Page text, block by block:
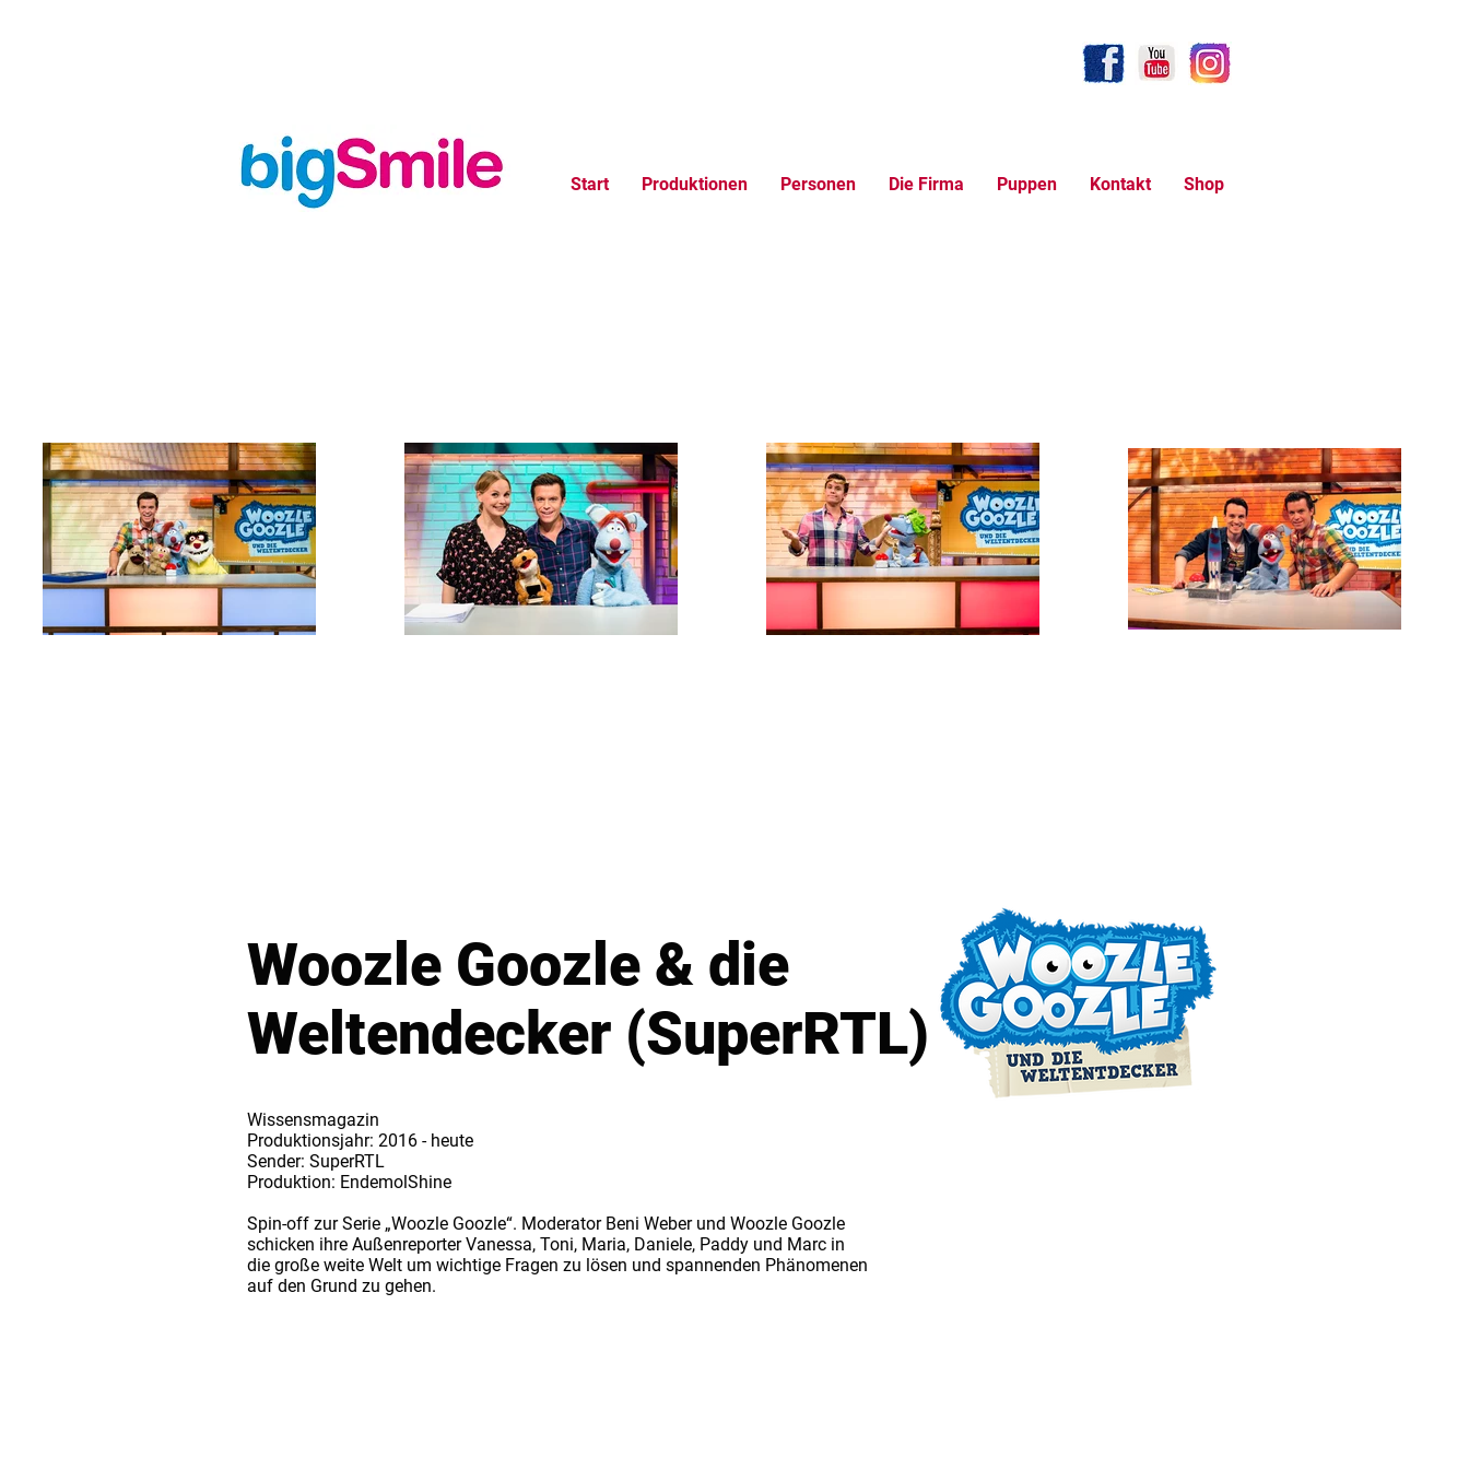
Start Produktionen Personen Die Firma Puppen Kontakt Shop
Woozle Goozle & die
Weltendecker (SuperRTL)
Wissensmagazin
Produktionsjahr: 2016 - heute
Sender: SuperRTL
Produktion: EndemolShine
Spin-off zur Serie „Woozle Goozle“. Moderator Beni Weber und Woozle Goozle
schicken ihre Außenreporter Vanessa, Toni, Maria, Daniele, Paddy und Marc in
die große weite Welt um wichtige Fragen zu lösen und spannenden Phänomenen
auf den Grund zu gehen.